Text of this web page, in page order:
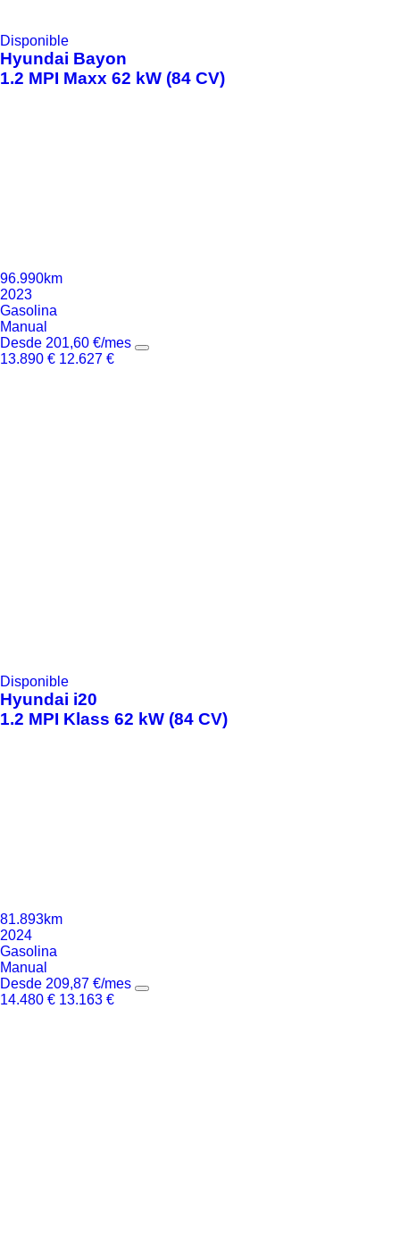
Disponible
Hyundai Bayon
1.2 MPI Maxx 62 kW (84 CV)
96.990km
2023
Gasolina
Manual
Desde 201,60 €/mes
13.890 € 12.627 €
Disponible
Hyundai i20
1.2 MPI Klass 62 kW (84 CV)
81.893km
2024
Gasolina
Manual
Desde 209,87 €/mes
14.480 € 13.163 €